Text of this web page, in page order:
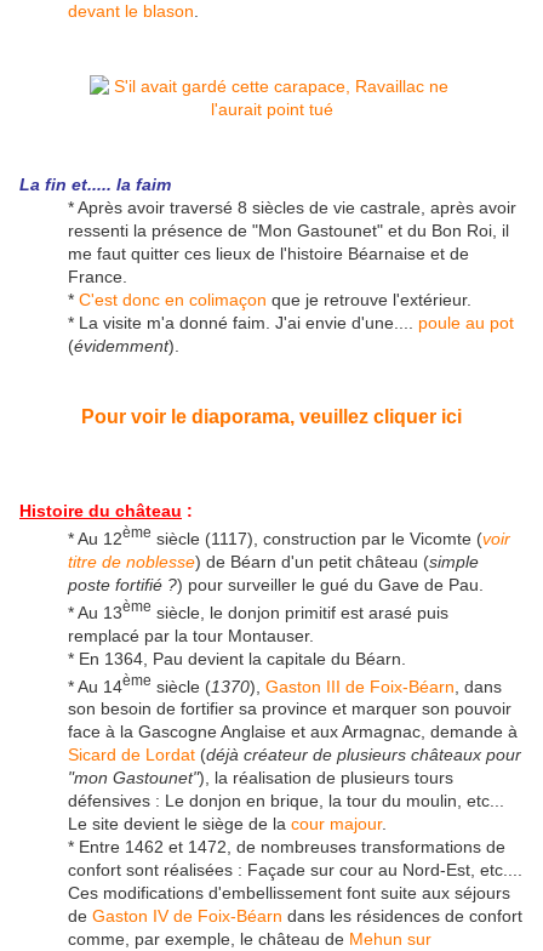
devant le blason
La fin et..... la faim
* Après avoir traversé 8 siècles de vie castrale, après avoir
ressenti la présence de "Mon Gastounet" et du Bon Roi, il
me faut quitter ces lieux de l'histoire Béarnaise et de
France.
* C'est donc en colimaçon que je retrouve l'extérieur.
* La visite m'a donné faim. J'ai envie d'une.... poule au pot
(évidemment).
Pour voir le diaporama, veuillez cliquer ici
Histoire du château :
* Au 12ème siècle (1117), construction par le Vicomte (voir
titre de noblesse) de Béarn d'un petit château (simple
poste fortifié ?) pour surveiller le gué du Gave de Pau.
* Au 13ème siècle, le donjon primitif est arasé puis
remplacé par la tour Montauser.
* En 1364, Pau devient la capitale du Béarn.
* Au 14ème siècle (1370), Gaston III de Foix-Béarn , dans
son besoin de fortifier sa province et marquer son pouvoir
face à la Gascogne Anglaise et aux Armagnac, demande à
Sicard de Lordat (déjà créateur de plusieurs châteaux pour
"mon Gastounet"), la réalisation de plusieurs tours
défensives : Le donjon en brique, la tour du moulin, etc...
Le site devient le siège de la cour majour.
* Entre 1462 et 1472, de nombreuses transformations de
confort sont réalisées : Façade sur cour au Nord-Est, etc....
Ces modifications d'embellissement font suite aux séjours
de Gaston IV de Foix-Béarn dans les résidences de confort
comme, par exemple, le château de Mehun sur